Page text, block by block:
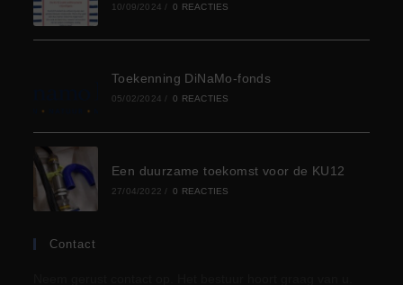
10/09/2024 / 0 REACTIES
Toekenning DiNaMo-fonds
05/02/2024 / 0 REACTIES
Een duurzame toekomst voor de KU12
27/04/2022 / 0 REACTIES
Contact